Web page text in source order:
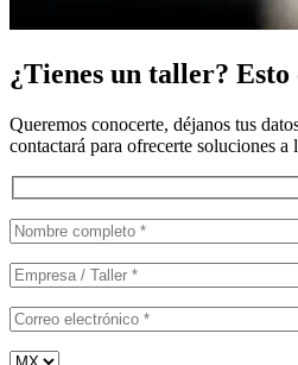
¿Tienes un taller? Esto
Queremos conocerte, déjanos tus
contactará para ofrecerte soluciones a